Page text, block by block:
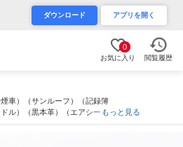
ダウンロード アプリを開く
0
お気に入り 閲覧履歴
車）（サンルーフ）（記録簿
ル）（黒本革）（エアシー
ルーズコントロール）（プリ
眼ＬＥＤライト）（千葉県）
もっと見る